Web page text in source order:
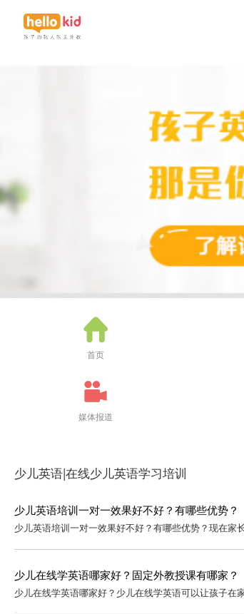
首页
媒体报道
少儿英语|在线少儿英语学习培训
少儿英语培训一对一效果好不好？有哪些优势？
少儿英语培训一对一效果好不好？有哪些优势？现在
少儿在线学英语哪家好？固定外教授课有哪家？
少儿在线学英语哪家好？少儿在线学英语可以让孩子